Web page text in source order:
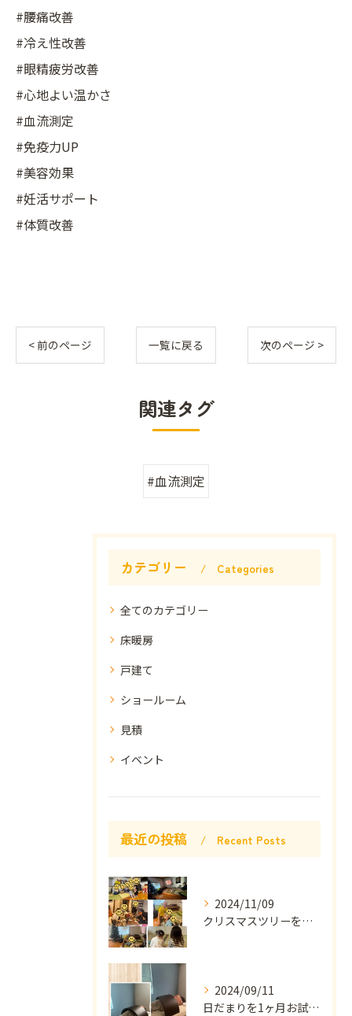
#腰痛改善
#冷え性改善
#眼精疲労改善
#心地よい温かさ
#血流測定
#免疫力UP
#美容効果
#妊活サポート
#体質改善
< 前のページ 一覧に戻る 次のページ >
関連タグ
#血流測定
カテゴリー Categories
全てのカテゴリー
床暖房
戸建て
ショールーム
見積
イベント
最近の投稿 Recent Posts
2024/11/09
クリスマスツリーを飾りましたー🎄
2024/09/11
日だまりを1ヶ月お試しモニターで使っていただきました(´∀`...